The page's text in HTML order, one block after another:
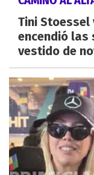
Tini
encendió las
vestido de